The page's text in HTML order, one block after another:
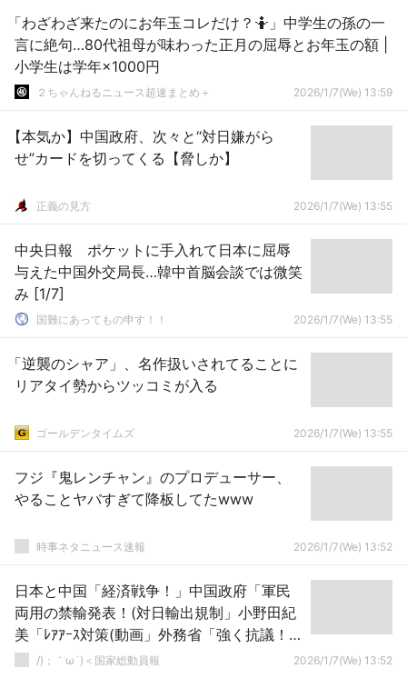
「わざわざ来たのにお年玉コレだけ？🤷‍」中学生の孫の一
言に絶句…80代祖母が味わった正月の屈辱とお年玉の額 |
小学生は学年×1000円
２ちゃんねるニュース超速まとめ＋ 2026/1/7(We) 13:59
【本気か】中国政府、次々と“対日嫌がら
せ”カードを切ってくる【脅しか】
正義の見方 2026/1/7(We) 13:55
中央日報 ポケットに手入れて日本に屈辱
与えた中国外交局長…韓中首脳会談では微笑
み [1/7]
国難にあってもの申す！！ 2026/1/7(We) 13:55
「逆襲のシャア」、名作扱いされてることに
リアタイ勢からツッコミが入る
ゴールデンタイムズ 2026/1/7(We) 13:55
フジ『鬼レンチャン』のプロデューサー、
やることヤバすぎて降板してたwww
時事ネタニュース速報 2026/1/7(We) 13:52
日本と中国「経済戦争！」中国政府「軍民
両用の禁輸発表！(対日輸出規制」小野田紀
美「ﾚｱｱｰｽ対策(動画」外務省「強く抗議！」
X民「半導体関連の輸出禁止しよう」→
/)；｀ω´)＜国家総動員報 2026/1/7(We) 13:52